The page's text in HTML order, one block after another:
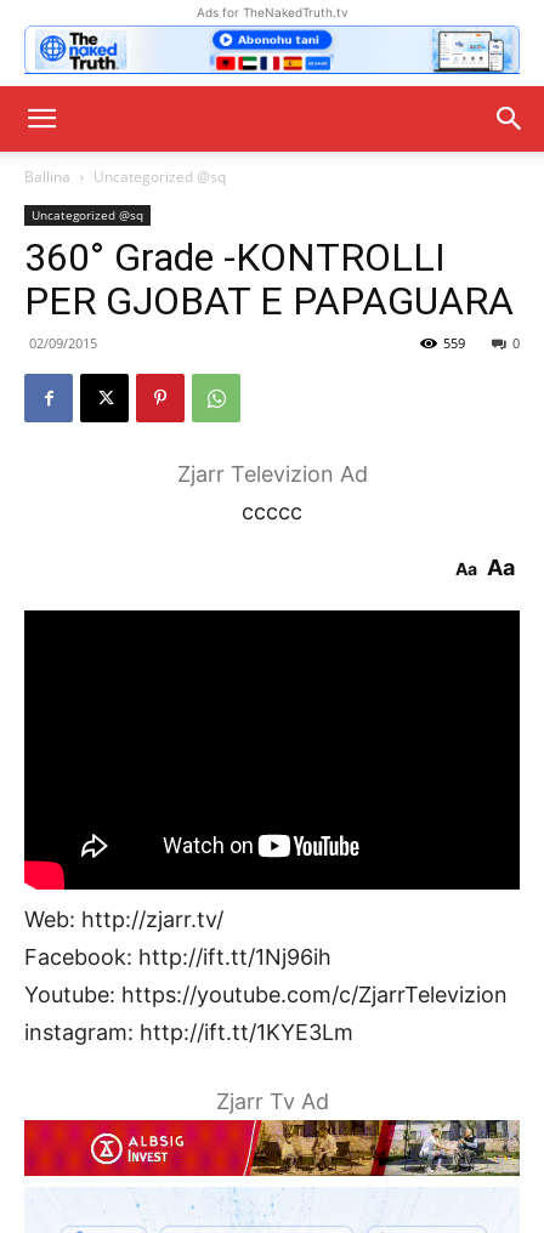
Ads for TheNakedTruth.tv
Ballina Uncategorized @sq
Uncategorized @sq
360° Grade -KONTROLLI
PER GJOBAT E PAPAGUARA
02/09/2015 0
559
Zjarr Televizion Ad
ccccc
Aa Aa
Web: http://zjarr.tv/
Facebook: http://ift.tt/1Nj96ih
Youtube: https://youtube.com/c/ZjarrTelevizion
instagram: http://ift.tt/1KYE3Lm
Zjarr Tv Ad